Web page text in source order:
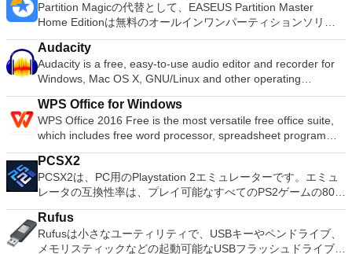
Partition Magicの代替として、EASEUS Partition Master
Home Editionは無料のオールインワンパーティションソリュ
ーションおよびディスク管理ユーティリティです。パーティシ
ョンの拡張（特にシステムドライブ用）、ディスク領域の管
理、MBRおよびGUIDパーティションテーブル（GPT）ディス
クのディスク領域不足の問題の解決を可能にします。 パーテ
ィションのサイズ変更/移動システムドライブを拡張するディ
スクとパーティションをコピーパーティションをマージ分割パ
ーティション空き領域を再分配するダイナミックディスクの変
換パーティションを回復する
Audacity
Audacity is a free, easy-to-use audio editor and recorder for
Windows, Mac OS X, GNU/Linux and other operating
systems. You can use Audacity to: Record live audio. Convert
tapes and records into digital recordings or CDs. Edit Ogg
Vorbis, MP3, WAV or AIFF sound files. Cut, copy, splice or mix
sounds together. Change the speed or pitch of a recording.
Add new effects with LADSPA plug-ins. And more!
WPS Office for Windows
WPS Office 2016 Free is the most versatile free office suite,
which includes free word processor, spreadsheet program
and presentation maker. With these three programs you will
easily be able to deal with any office related tasks. WPS
Office 2016 Free has multiple language support for English,
French, German, Spanish, Portuguese,Russian and Polish
languages. To switch between languages requires only a
single click! Despite being a free suite, WPS Office comes
with many innovative features, such as the paragraph
PCSX2
PCSX2は、PC用のPlaystation 2エミュレーターです。エミュ
レータの互換性率は、プレイ可能なすべてのPS2ゲームの80％
以上を誇っています。かなり強力なコンピューターを所有して
いる場合、PCSX2は優れたエミュレーターです。また、この
アプリケーションはローエンドコンピューターのサポートも提
Rufus
Rufusは小さなユーティリティで、USBキーやペンドライブ、
メモリスティックなどの起動可能なUSBフラッシュドライブを